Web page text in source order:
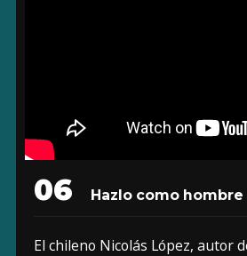
06 Hazlo como hombre
El chileno Nicolás López, autor